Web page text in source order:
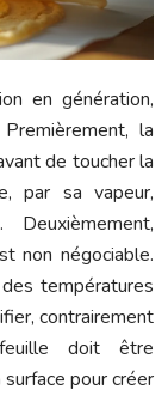
en génération,
la
de toucher la
par sa vapeur,
non négociable.
températures
contrairement
doit être
pour créer